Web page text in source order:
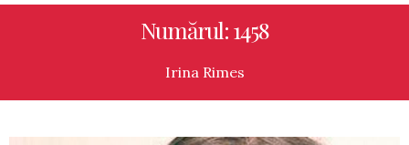
Numărul: 1458
Irina Rimes